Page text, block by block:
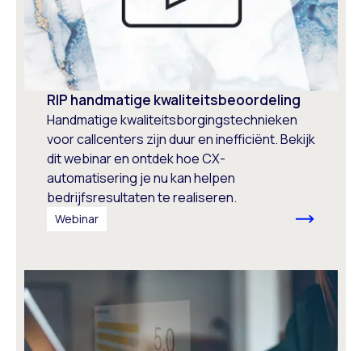
RIP handmatige kwaliteitsbeoordeling
Handmatige kwaliteitsborgingstechnieken
voor callcenters zijn duur en inefficiënt. Bekijk
dit webinar en ontdek hoe CX-
automatisering je nu kan helpen
bedrijfsresultaten te realiseren.
Webinar